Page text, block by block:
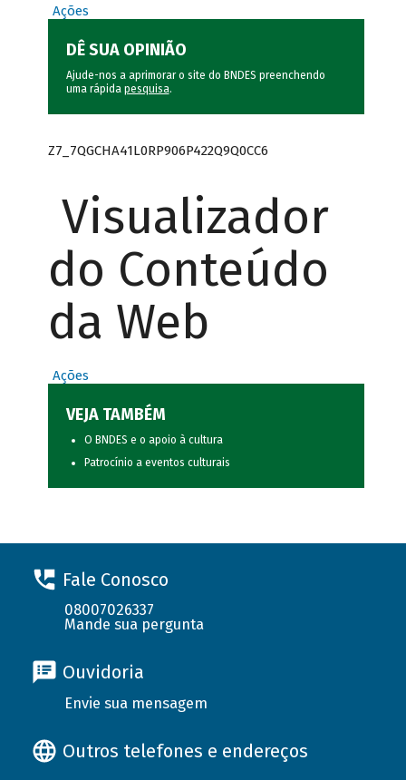
Ações
DÊ SUA OPINIÃO
Ajude-nos a aprimorar o site do BNDES preenchendo
uma rápida pesquisa.
Z7_7QGCHA41L0RP906P422Q9Q0CC6
Visualizador
do Conteúdo
da Web
Ações
VEJA TAMBÉM
O BNDES e o apoio à cultura
Patrocínio a eventos culturais
Fale Conosco
08007026337
Mande sua pergunta
Ouvidoria
Envie sua mensagem
Outros telefones e endereços